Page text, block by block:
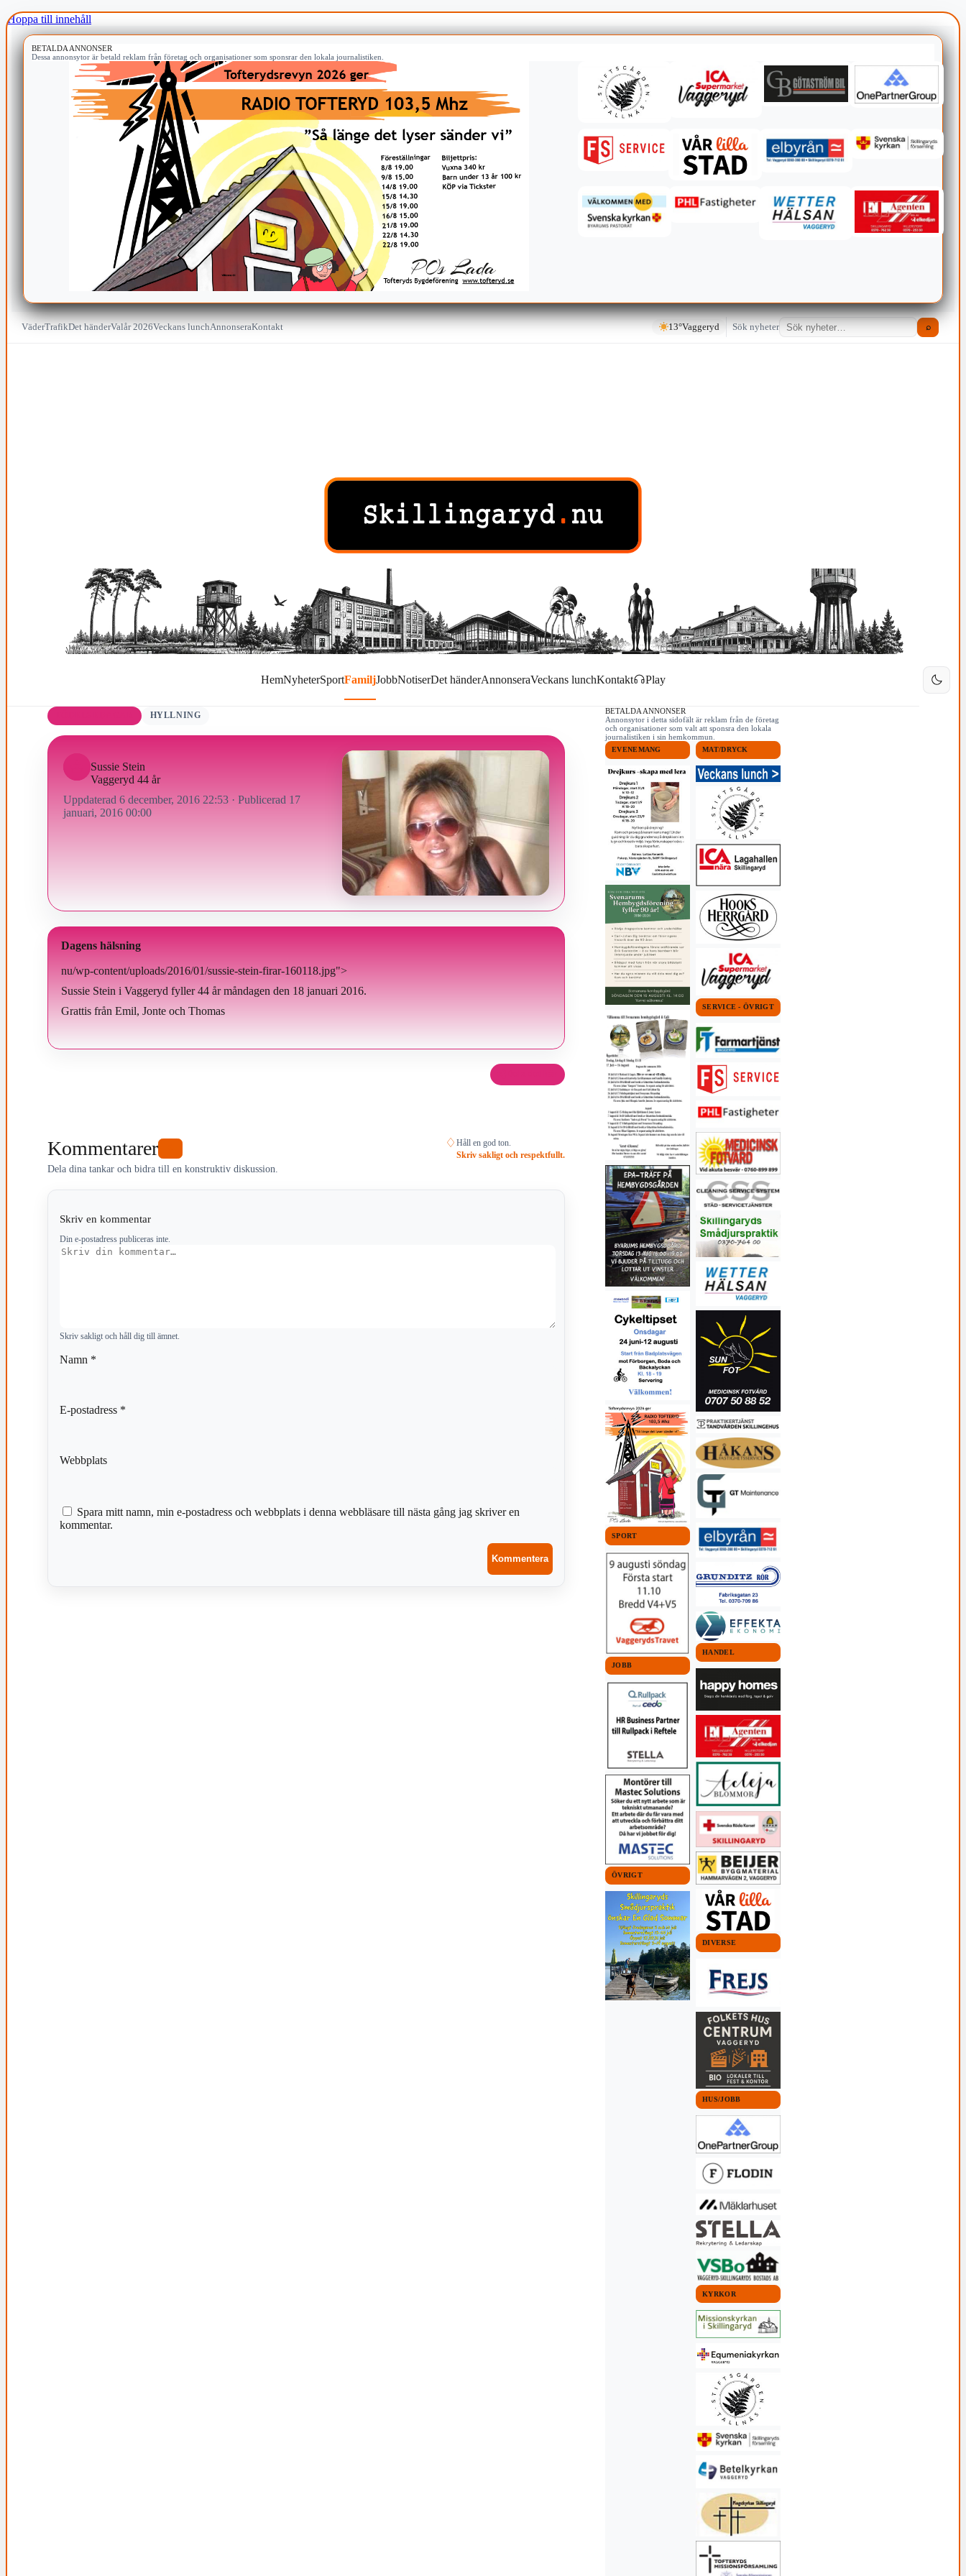
Hoppa till innehåll
BETALDA ANNONSER
Dessa annonsytor är betald reklam från företag och organisationer som sponsrar den lokala journalistiken.
VäderTrafikDet händerValår 2026Veckans lunchAnnonseraKontakt 13°Vaggeryd Sök nyheter ⌕
HemNyheterSportFamiljJobbNotiserDet händerAnnonseraVeckans lunchKontakt Play
HYLLNING
Sussie Stein
Vaggeryd 44 år
Uppdaterad 6 december, 2016 22:53 · Publicerad 17
januari, 2016 00:00
Dagens hälsning
nu/wp-content/uploads/2016/01/sussie-stein-firar-160118.jpg">
Sussie Stein i Vaggeryd fyller 44 år måndagen den 18 januari 2016.
Grattis från Emil, Jonte och Thomas
Kommentarer
Dela dina tankar och bidra till en konstruktiv diskussion.
♢ Håll en god ton.
Skriv sakligt och respektfullt.
Skriv en kommentar
Din e-postadress publiceras inte.
Kommentar
Skriv sakligt och håll dig till ämnet.
Namn *
E-postadress *
Webbplats
Spara mitt namn, min e-postadress och webbplats i denna webbläsare till nästa gång jag skriver en
kommentar.
BETALDA ANNONSER
Annonsytor i detta sidofält är reklam från de företag
och organisationer som valt att sponsra den lokala
journalistiken i sin hemkommun.
EVENEMANG
SPORT
JOBB
ÖVRIGT
MAT/DRYCK
SERVICE - ÖVRIGT
HANDEL
DIVERSE
HUS/JOBB
KYRKOR